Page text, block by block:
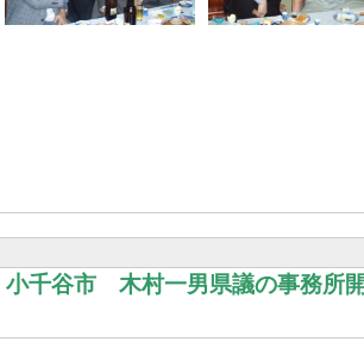
小千谷市 木村一男県議の事務所